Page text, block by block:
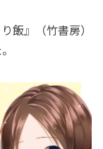
飯』（竹書房）